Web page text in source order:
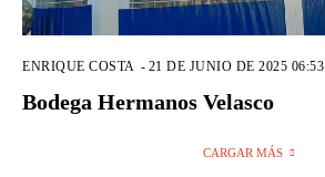
ENRIQUE COSTA - 21 DE JUNIO DE 2025 06:53
Bodega Hermanos Velasco
CARGAR MÁS